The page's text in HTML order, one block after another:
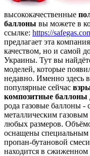
высококачественные
баллоны вы можете в
ссылке: https://
предлагает эта
качеством, но и самой
Украины. Тут вы
моделей, которые
недавно. Именно здесь
популярные сейчас
композитные баллоны
рода газовые баллоны -
металлическим
любых размеров.
оснащены специальным
пропан-бутановой
находится в